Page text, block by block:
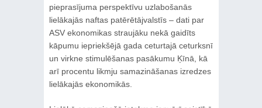
pieprasījuma perspektīvu uzlabošanās
lielākajās naftas patērētājvalstīs – dati par
ASV ekonomikas straujāku nekā gaidīts
kāpumu iepriekšējā gada ceturtajā ceturksnī
un virkne stimulēšanas pasākumu Ķīnā, kā
arī procentu likmju samazināšanas izredzes
lielākajās ekonomikās.